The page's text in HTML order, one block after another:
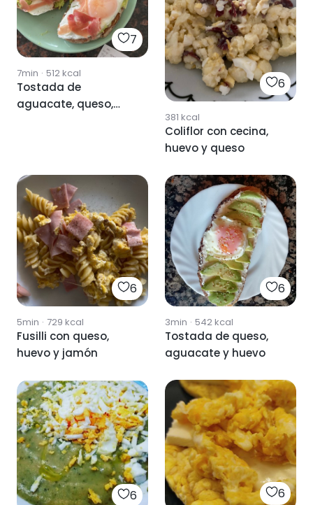
7
7min · 512kcal
Tostada de
aguacate, queso,
6
381 kcal
Coliflor con cecina,
huevo y queso
6
5min · 729 kcal
Fusilli con queso,
huevo y jamón
6
3min · 542kcal
Tostada de queso,
aguacate y huevo
6 6